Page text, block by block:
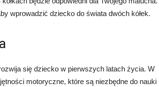
wprowadzić dziecko do świata dwóch kółek.
się dziecko w pierwszych latach życia. W
motoryczne, które są niezbędne do nauki